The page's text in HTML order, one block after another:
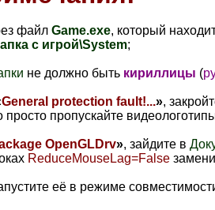
файл Game.exe, который
с игрой\System;
не должно быть кириллицы (
General protection fault!...»,
пропускайте
OpenGLDrv», зайдите в
ReduceMouseLag=False
её в режиме